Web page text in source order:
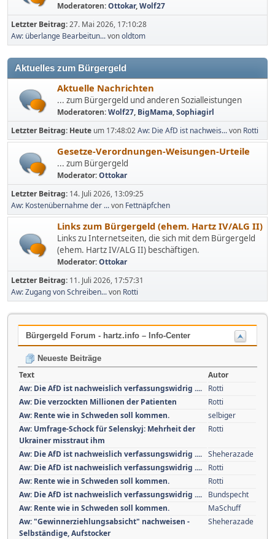
Moderatoren:Ottokar,Wolf27
Letzter Beitrag:27. Mai 2026, 17:10:28
Aw: überlange Bearbeitun...vonoldtom
Aktuelles zum Bürgergeld
Aktuelle Nachrichten
... zum Bürgergeld und anderen Sozialleistungen
Moderatoren:Wolf27, BigMama,Sophiagirl
Letzter Beitrag: Heute um 17:48:02Aw: Die AfD ist nachweis...von Rotti
Gesetze-Verordnungen-Weisungen-Urteile
... zum Bürgergeld
Moderator:Ottokar
Letzter Beitrag: 14. Juli 2026, 13:09:25
Aw: Kostenübernahme der ...von Fettnäpfchen
Links zum Bürgergeld (ehem. Hartz IV/ALG II)
Links zu Internetseiten, die sich mit dem Bürgergeld
(ehem. Hartz IV/ALG II) beschäftigen.
Moderator:Ottokar
Letzter Beitrag: 11. Juli 2026, 17:57:31
Aw: Zugang von Schreiben...von Rotti
Bürgergeld Forum - hartz.info – Info-Center
Neueste Beiträge
Text
Autor
Aw: Die AfD ist nachweislich verfassungswidrig ....
Rotti
Aw: Die verzockten Millionen der Patienten
Rotti
Aw: Rente wie in Schweden soll kommen.
selbiger
Aw: Umfrage-Schock für Selenskyj: Mehrheit der
Ukrainer misstraut ihm
Rotti
Aw: Die AfD ist nachweislich verfassungswidrig .... Sheherazade
Aw: Die AfD ist nachweislich verfassungswidrig ....
Rotti
Aw: Rente wie in Schweden soll kommen.
Rotti
Aw: Die AfD ist nachweislich verfassungswidrig ....
Bundspecht
Aw: Rente wie in Schweden soll kommen.
MaSchuff
Aw: "Gewinnerziehlungsabsicht" nachweisen -
Selbständige, Aufstocker
Sheherazade